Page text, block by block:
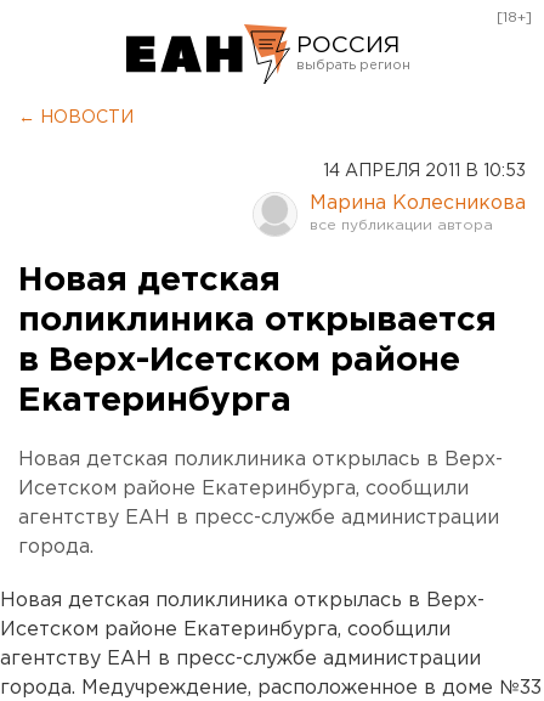
РОССИЯ
Оренбург
[18+]
← НОВОСТИ
14 АПРЕЛЯ 2011 В 10:53
Марина Колесникова
Новая детская
поликлиника открывается
в Верх-Исетском районе
Екатеринбурга
Новая детская поликлиника открылась в Верх-
Исетском районе Екатеринбурга, сообщили
агентству ЕАН в пресс-службе администрации
города.
Новая детская поликлиника открылась в Верх-
Исетском районе Екатеринбурга, сообщили
агентству ЕАН в пресс-службе администрации
города. Медучреждение, расположенное в доме №33